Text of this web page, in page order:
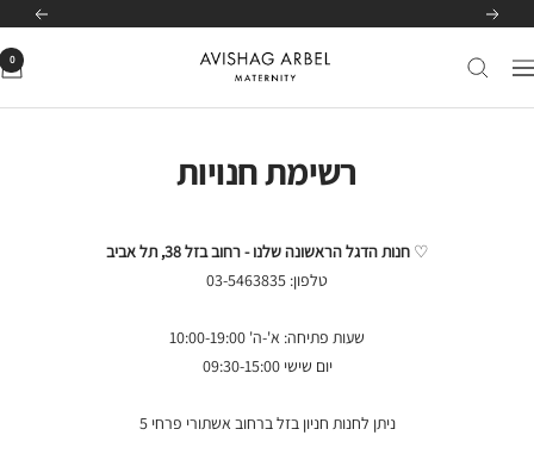
הקודם הבא
ניווט
Avishag
0
רשימת חנויות
♡חנות הדגל הראשונה שלנו -רחוב בזל 38, תל אביב
טלפון: 03-5463835
שעות פתיחה: א'-ה' 10:00-19:00
יום שישי09:30-15:00
ניתן לחנות חניון בזל ברחוב אשתורי פרחי 5